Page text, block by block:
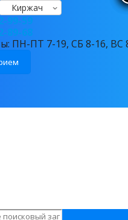
Киржач
99-59
89-68
ПН-ПТ 7-19, СБ 8-16, ВС